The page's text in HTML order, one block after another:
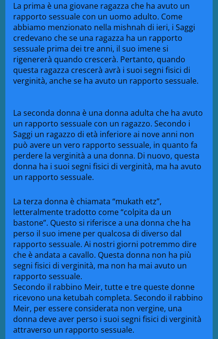
La prima è una giovane ragazza che ha avuto un
rapporto sessuale con un uomo adulto. Come
abbiamo menzionato nella mishnah di ieri, i Saggi
credevano che se una ragazza ha un rapporto
sessuale prima dei tre anni, il suo imene si
rigenererà quando crescerà. Pertanto, quando
questa ragazza crescerà avrà i suoi segni fisici di
verginità, anche se ha avuto un rapporto sessuale.
La seconda donna è una donna adulta che ha avuto
un rapporto sessuale con un ragazzo. Secondo i
Saggi un ragazzo di età inferiore ai nove anni non
può avere un vero rapporto sessuale, in quanto fa
perdere la verginità a una donna. Di nuovo, questa
donna ha i suoi segni fisici di verginità, ma ha avuto
un rapporto sessuale.
La terza donna è chiamata “mukath etz”,
letteralmente tradotto come “colpita da un
bastone”. Questo si riferisce a una donna che ha
perso il suo imene per qualcosa di diverso dal
rapporto sessuale. Ai nostri giorni potremmo dire
che è andata a cavallo. Questa donna non ha più
segni fisici di verginità, ma non ha mai avuto un
rapporto sessuale.
Secondo il rabbino Meir, tutte e tre queste donne
ricevono una ketubah completa. Secondo il rabbino
Meir, per essere considerata non vergine, una
donna deve aver perso i suoi segni fisici di verginità
attraverso un rapporto sessuale.